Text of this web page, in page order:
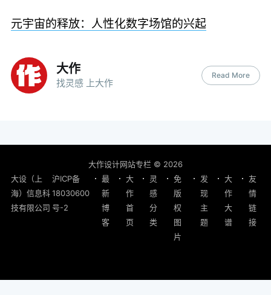
元宇宙的释放：人性化数字场馆的兴起
大作
找灵感 上大作
Read More
大作设计网站专栏 © 2026
大设（上
海）信息科
技有限公司
沪ICP备
18030600
号-2
最
新
博
客
大
作
首
页
灵
感
分
类
免
版
权
图
片
发
现
主
题
大
作
大
谱
友
情
链
接